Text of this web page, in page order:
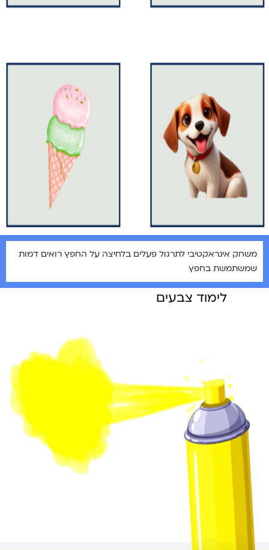
משחק אינראקטיבי לתרגול פעלים בלחיצה על החפץ רואים דמות
שמשתמשת בחפץ
לימוד צבעים